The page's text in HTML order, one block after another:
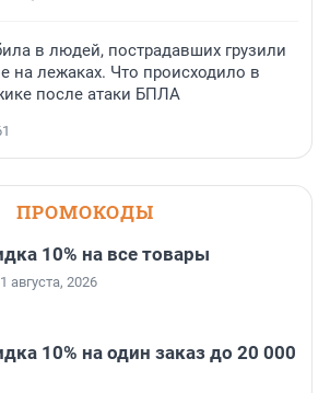
в людей, пострадавших грузили
на лежаках. Что происходило в
после атаки БПЛА
ПРОМОКОДЫ
10% на все товары
августа, 2026
10% на один заказ до 20 000